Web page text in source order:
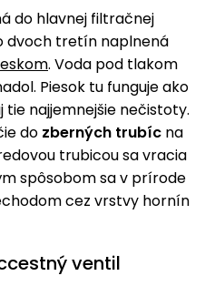
do hlavnej filtračnej
dvoch tretín naplnená
. Voda pod tlakom
Piesok tu funguje ako
najjemnejšie nečistoty.
do zberných trubíc na
trubicou sa vracia
spôsobom sa v prírode
cez vrstvy hornín
ventil